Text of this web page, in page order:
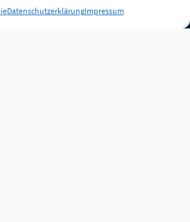
DatenschutzerklärungImpressum
FAQ Quellen